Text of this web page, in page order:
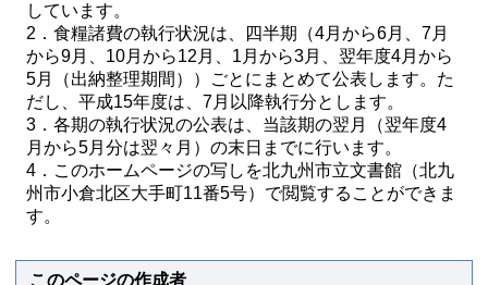
しています。
2．食糧諸費の執行状況は、四半期（4月から6月、7月
から9月、10月から12月、1月から3月、翌年度4月から
5月（出納整理期間））ごとにまとめて公表します。た
だし、平成15年度は、7月以降執行分とします。
3．各期の執行状況の公表は、当該期の翌月（翌年度4
月から5月分は翌々月）の末日までに行います。
4．このホームページの写しを北九州市立文書館（北九
州市小倉北区大手町11番5号）で閲覧することができま
す。
このページの作成者